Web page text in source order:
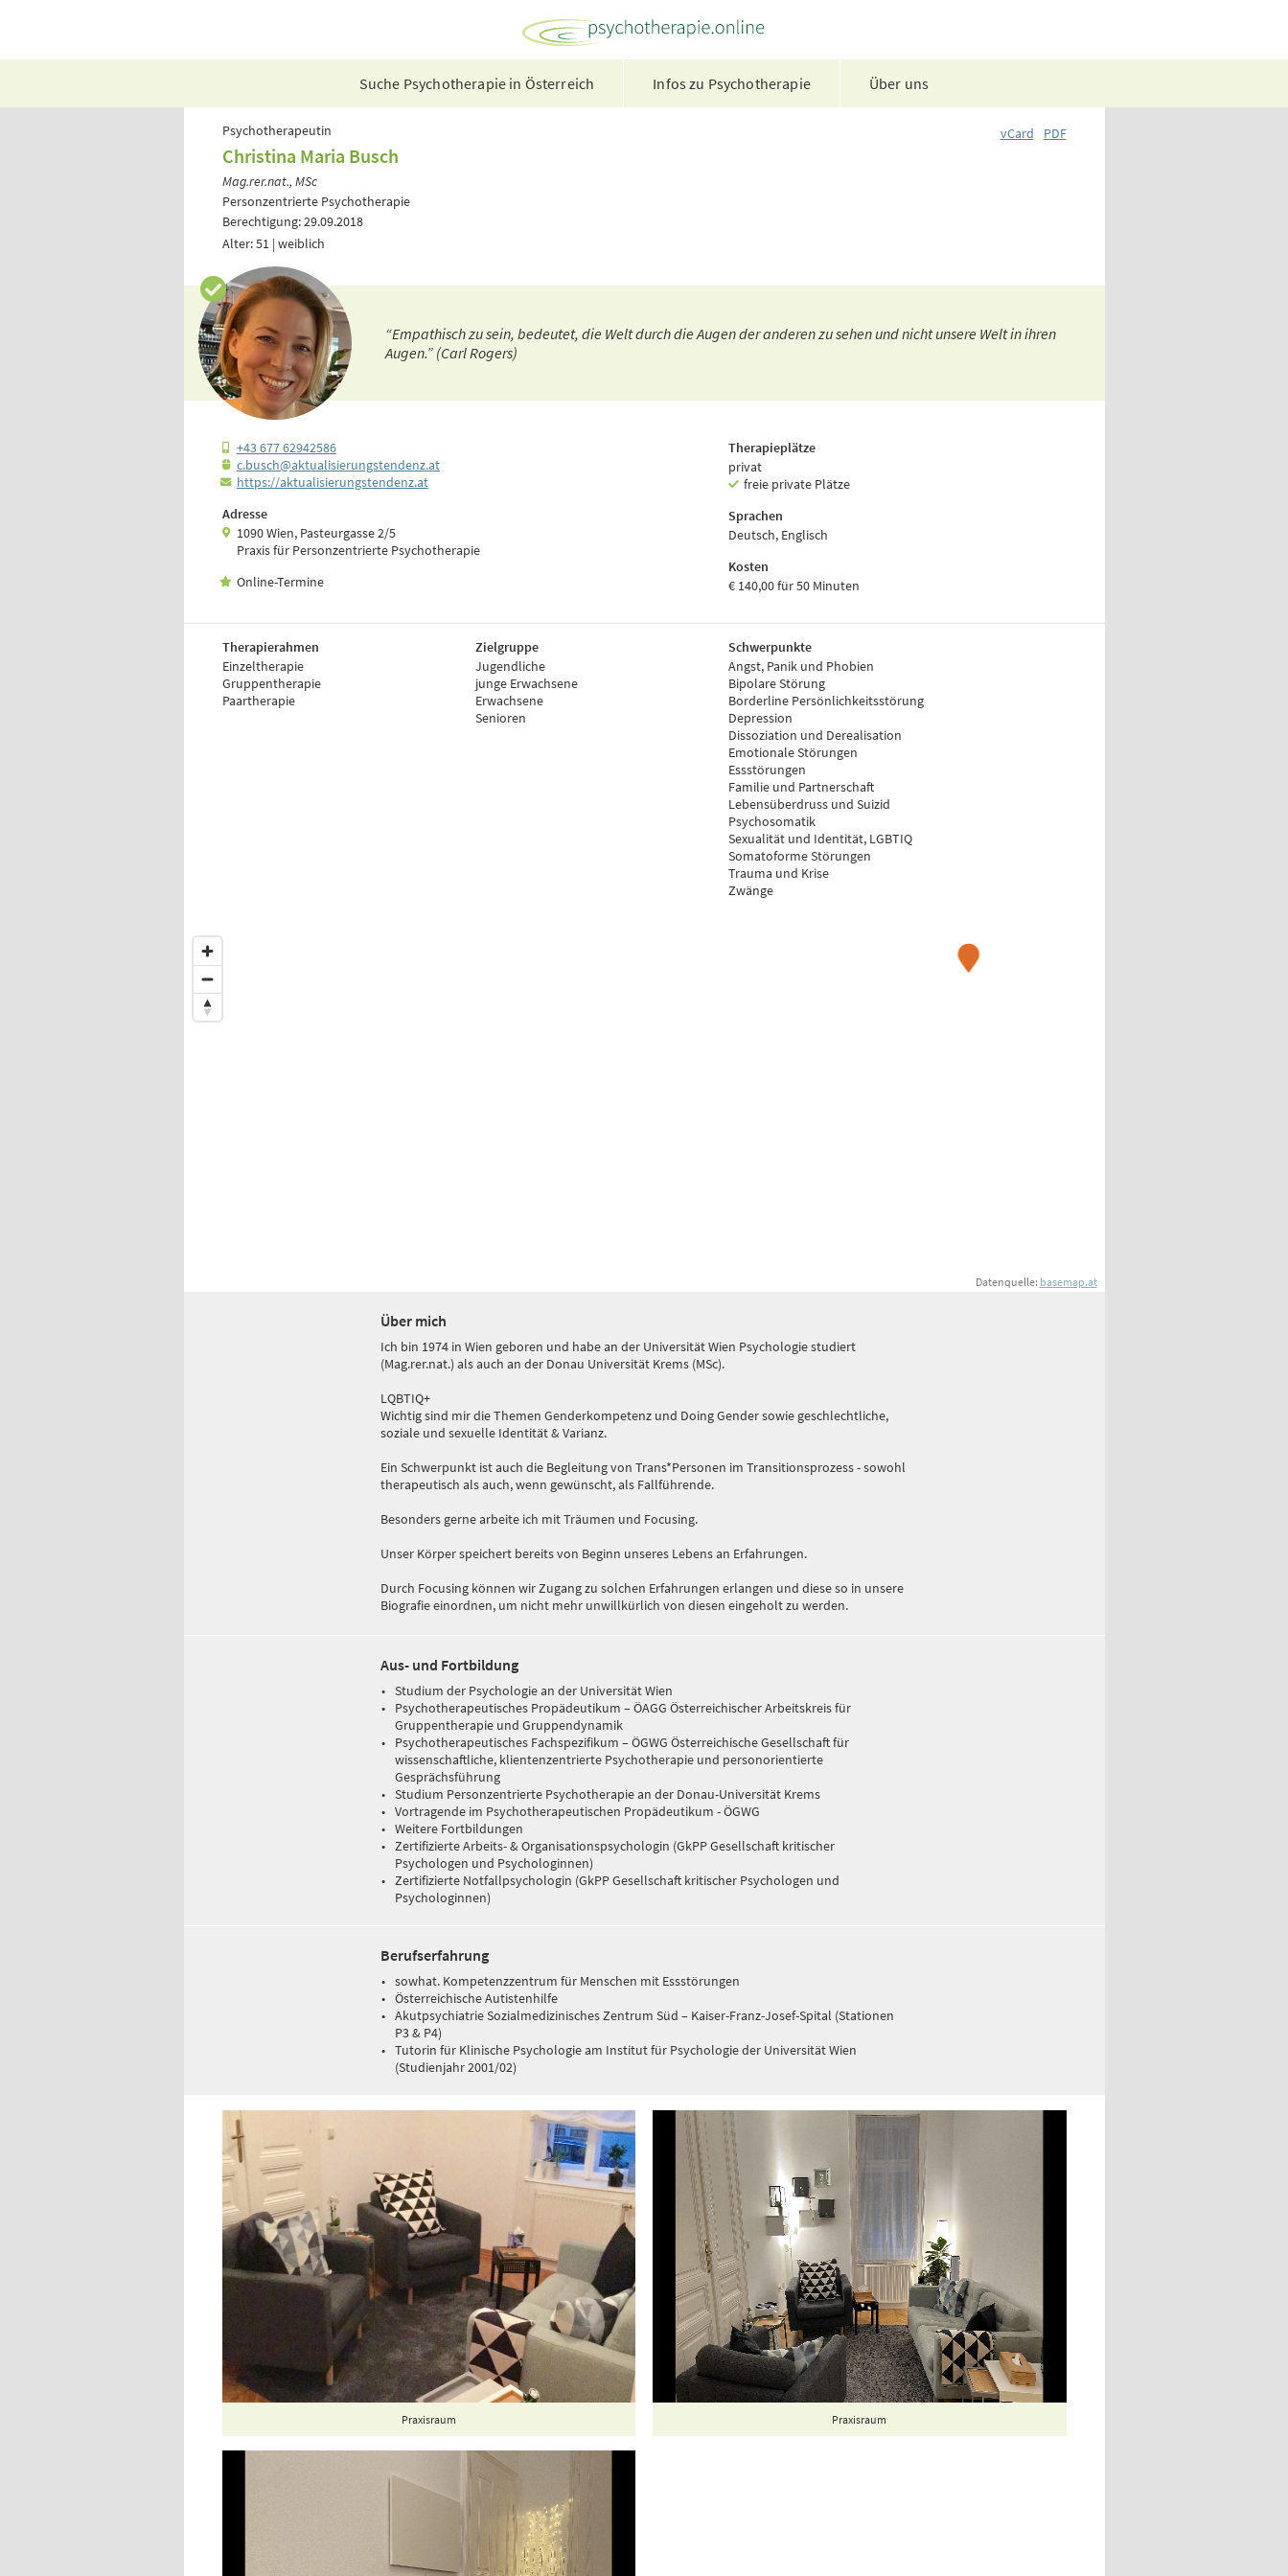
Suche Psychotherapie in Österreich Infos zu Psychotherapie Über uns
Psychotherapeutin
Christina Maria Busch
Mag.rer.nat., MSc
Personzentrierte Psychotherapie
Berechtigung: 29.09.2018
Alter: 51 | weiblich
vCard PDF
“Empathisch zu sein, bedeutet, die Welt durch die Augen der anderen zu sehen und nicht unsere Welt in ihren
Augen.” (Carl Rogers)
+43 677 62942586
c.­busch@aktualisierungstendenz.­at
https:/­/­aktualisierungstendenz.­at
Adresse
1090 Wien, Pasteurgasse 2/5
Praxis für Personzentrierte Psychotherapie
Online-Termine
Therapieplätze
privat
freie private Plätze
Sprachen
Deutsch, Englisch
Kosten
€ 140,00 für 50 Minuten
Therapierahmen
Einzeltherapie
Gruppentherapie
Paartherapie
Zielgruppe
Jugendliche
junge Erwachsene
Erwachsene
Senioren
Schwerpunkte
Angst, Panik und Phobien
Bipolare Störung
Borderline Persönlichkeitsstörung
Depression
Dissoziation und Derealisation
Emotionale Störungen
Essstörungen
Familie und Partnerschaft
Lebensüberdruss und Suizid
Psychosomatik
Sexualität und Identität, LGBTIQ
Somatoforme Störungen
Trauma und Krise
Zwänge
Datenquelle: basemap.at
Über mich
Ich bin 1974 in Wien geboren und habe an der Universität Wien Psychologie studiert
(Mag.rer.nat.) als auch an der Donau Universität Krems (MSc).
LQBTIQ+
Wichtig sind mir die Themen Genderkompetenz und Doing Gender sowie geschlechtliche,
soziale und sexuelle Identität & Varianz.
Ein Schwerpunkt ist auch die Begleitung von Trans*Personen im Transitionsprozess - sowohl
therapeutisch als auch, wenn gewünscht, als Fallführende.
Besonders gerne arbeite ich mit Träumen und Focusing.
Unser Körper speichert bereits von Beginn unseres Lebens an Erfahrungen.
Durch Focusing können wir Zugang zu solchen Erfahrungen erlangen und diese so in unsere
Biografie einordnen, um nicht mehr unwillkürlich von diesen eingeholt zu werden.
Aus- und Fortbildung
Studium der Psychologie an der Universität Wien
Psychotherapeutisches Propädeutikum – ÖAGG Österreichischer Arbeitskreis für
Gruppentherapie und Gruppendynamik
Psychotherapeutisches Fachspezifikum – ÖGWG Österreichische Gesellschaft für
wissenschaftliche, klientenzentrierte Psychotherapie und personorientierte
Gesprächsführung
Studium Personzentrierte Psychotherapie an der Donau-Universität Krems
Vortragende im Psychotherapeutischen Propädeutikum - ÖGWG
Weitere Fortbildungen
Zertifizierte Arbeits- & Organisationspsychologin (GkPP Gesellschaft kritischer
Psychologen und Psychologinnen)
Zertifizierte Notfallpsychologin (GkPP Gesellschaft kritischer Psychologen und
Psychologinnen)
Berufserfahrung
sowhat. Kompetenzzentrum für Menschen mit Essstörungen
Österreichische Autistenhilfe
Akutpsychiatrie Sozialmedizinisches Zentrum Süd – Kaiser-Franz-Josef-Spital (Stationen
P3 & P4)
Tutorin für Klinische Psychologie am Institut für Psychologie der Universität Wien
(Studienjahr 2001/02)
Praxisraum Praxisraum